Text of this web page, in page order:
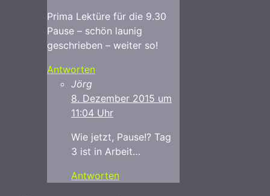
Prima Lektüre für die 9.30
Pause – schön launig
geschrieben – weiter so!
Antworten
Jörg
8. Dezember 2015 um
11:04 Uhr
Wie jetzt, Pause!? Tag
3 ist in Arbeit…
Antworten